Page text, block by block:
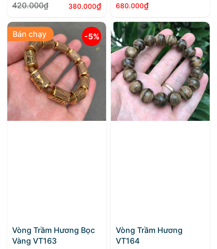
420.000₫
Giá
gốc
là:
420.000₫.
380.000₫
Giá
hiện
tại
là:
380.000₫.
680.000₫
-5%
Bán chạy
Vòng Trầm Hương Bọc
Vàng VT163
Vòng Trầm Hương
VT164